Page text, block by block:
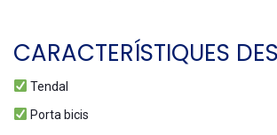
CARACTERÍSTIQUES
Tendal
Porta bicis